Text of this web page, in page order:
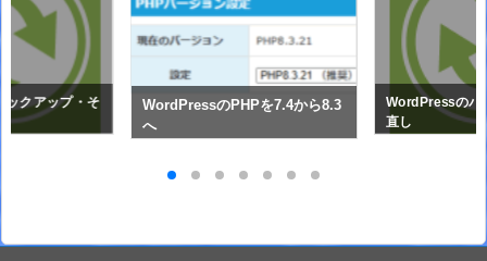
クアップ・そ
WordPressのPHPを7.4から8.3
へ
WordPressのバ
直し